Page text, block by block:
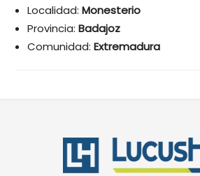
Localidad:Monesterio
Provincia:Badajoz
Comunidad:Extremadura